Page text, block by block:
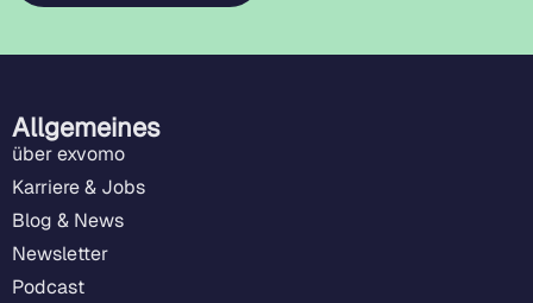
Allgemeines
über exvomo
Karriere & Jobs
Blog & News
Newsletter
Podcast